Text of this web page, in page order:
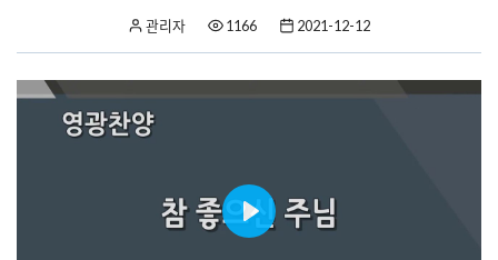
관리자 1166 2021-12-12
Play